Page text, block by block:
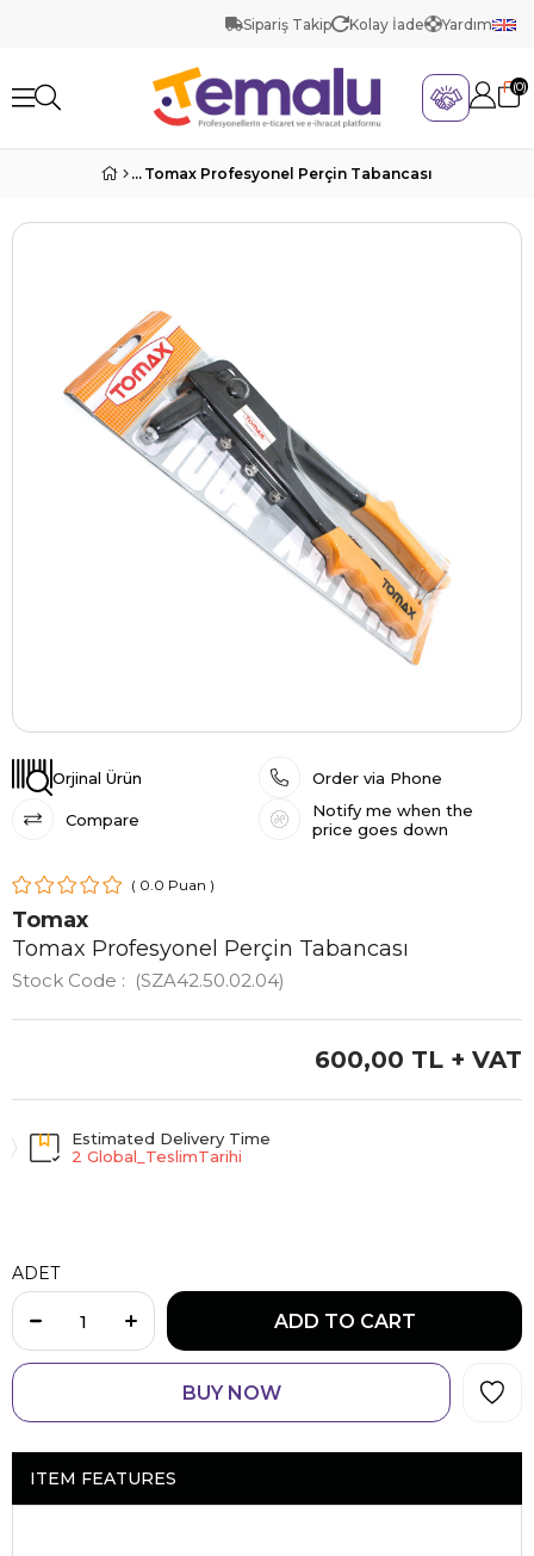
Sipariş Takip Kolay İade Yardım
0
Tomax Profesyonel Perçin Tabancası
Orjinal Ürün Order via Phone
Compare
Notify me when the
price goes down
0.0
Tomax
Tomax Profesyonel Perçin Tabancası
Stock Code (SZA42.50.02.04)
600,00 TL + VAT
Estimated Delivery Time
2 Global_TeslimTarihi
ADET
ITEM FEATURES